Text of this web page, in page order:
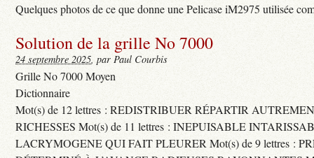
Quelques photos de ce que donne une Pelicase iM2975 utilisée
Solution de la grille No 7000
24 septembre 2025, par Paul Courbis
Grille No 7000 Moyen
Dictionnaire
Mot(s) de 12 lettres : REDISTRIBUER RÉPARTIR
RICHESSES Mot(s) de 11 lettres : INEPUISABLE
LACRYMOGENE QUI FAIT PLEURER Mot(s) de 9 lettres :